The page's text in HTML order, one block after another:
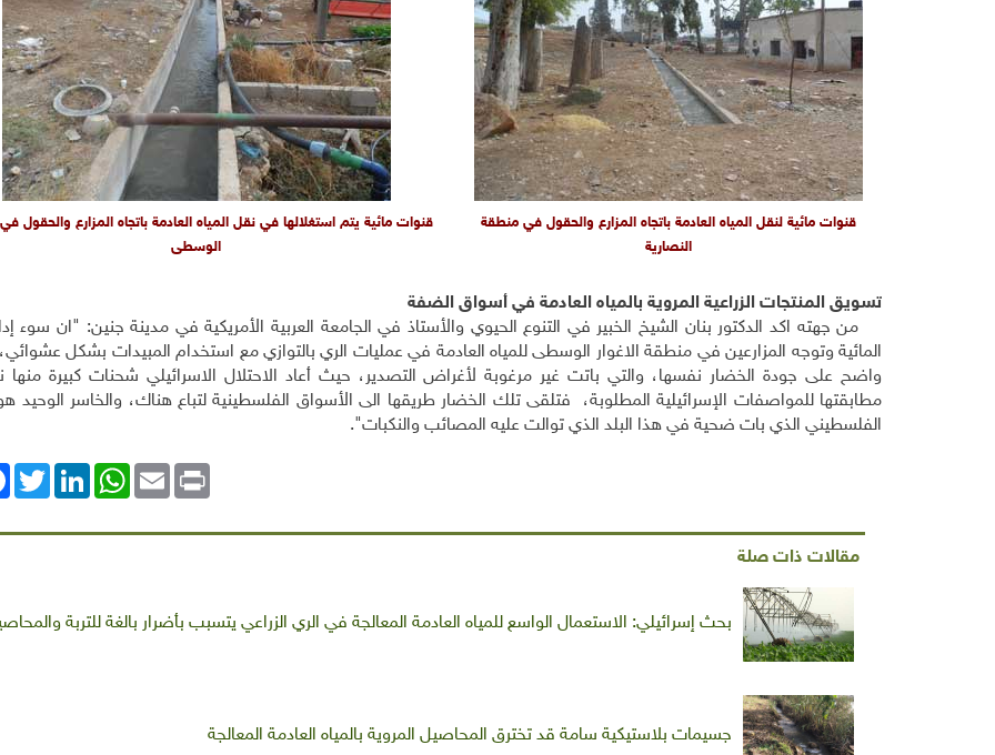
قنوات مائية لنقل المياه العادمة باتجاه المزارع والحقول في منطقة
النصارية
قنوات مائية يتم استغلالها في نقل المياه العادمة باتجاه المزارع والحقول في
الوسطى
تسويق المنتجات الزراعية المروية بالمياه العادمة في أسواق الضفة
من جهته اكد الدكتور بنان الشيخ الخبير في التنوع الحيوي والأستاذ في الجامعة العربية الأمريكية في مدينة جنين: "ان سوء
المائية وتوجه المزارعين في منطقة الاغوار الوسطى للمياه العادمة في عمليات الري بالتوازي مع استخدام المبيدات بشكل
واضح على جودة الخضار نفسها، والتي باتت غير مرغوبة لأغراض التصدير، حيث أعاد الاحتلال الاسرائيلي شحنات كبيرة منها
مطابقتها للمواصفات الإسرائيلية المطلوبة، فتلقى تلك الخضار طريقها الى الأسواق الفلسطينية لتباع هناك، والخاسر الوحيد
الفلسطيني الذي بات ضحية في هذا البلد الذي توالت عليه المصائب والنكبات".
LinkedIn
WhatsAppEmail Print
مقالات ذات صلة
بحث إسرائيلي: الاستعمال الواسع للمياه العادمة المعالجة في الري الزراعي يتسبب بأضرار بالغة للتربة
جسيمات بلاستيكية سامة قد تخترق المحاصيل المروية بالمياه العادمة المعالجة